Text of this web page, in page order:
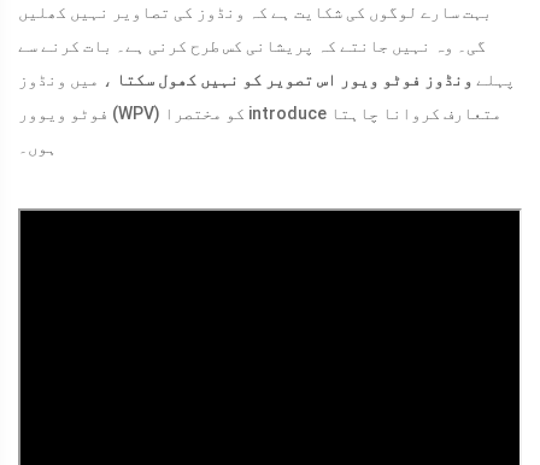
بہت سارے لوگوں کی شکایت ہے کہ ونڈوز کی تصاویر نہیں کھلیں
گی۔ وہ نہیں جانتے کہ پریشانی کس طرح کرنی ہے۔ بات کرنے سے
پہلے ونڈوز فوٹو ویور اس تصویر کو نہیں کھول سکتا ، میں ونڈوز
فوٹو ویوور (WPV) کو مختصرا introduce متعارف کروانا چاہتا
ہوں۔